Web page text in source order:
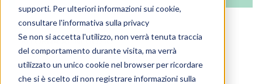
supporti. Per ulteriori informazioni sui cookie,
consultare l'informativa sulla privacy
Se non si accetta l'utilizzo, non verrà tenuta traccia
del comportamento durante visita, ma verrà
utilizzato un unico cookie nel browser per ricordare
che si è scelto di non registrare informazioni sulla
RITORNA AL NEGOZIO